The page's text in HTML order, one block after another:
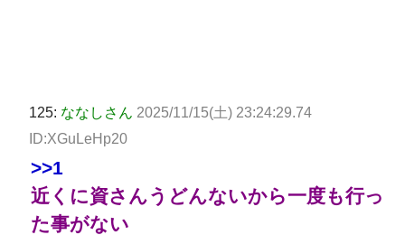
125: ななしさん 2025/11/15(土) 23:24:29.74
ID:XGuLeHp20
>>1
近くに資さんうどんないから一度も行っ
た事がない